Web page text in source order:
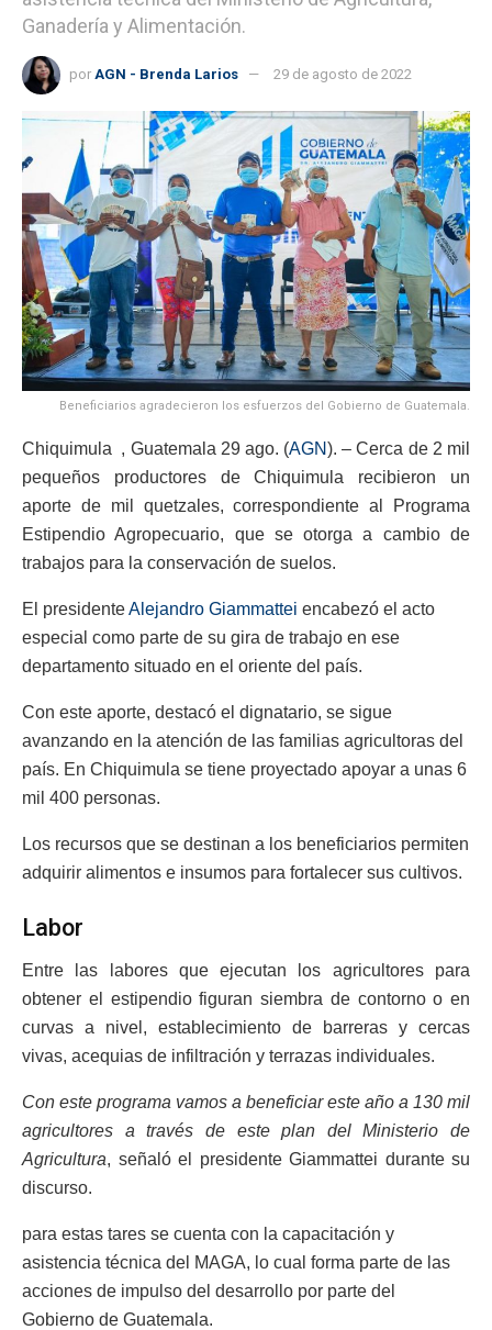
Ganadería y Alimentación.
por AGN - Brenda Larios 29 de agosto de 2022
Beneficiarios agradecieron los esfuerzos del Gobierno de Guatemala.
Chiquimula , Guatemala 29 ago. (AGN ). – Cerca de 2 mil
pequeños productores de Chiquimula recibieron un
aporte de mil quetzales, correspondiente al Programa
Estipendio Agropecuario, que se otorga a cambio de
trabajos para la conservación de suelos.
El presidenteAlejandro Giammattei encabezó el acto
especial como parte de su gira de trabajo en ese
departamento situado en el oriente del país.
Con este aporte, destacó el dignatario, se sigue
avanzando en la atención de las familias agricultoras del
país. En Chiquimula se tiene proyectado apoyar a unas 6
mil 400 personas.
Los recursos que se destinan a los beneficiarios permiten
adquirir alimentos e insumos para fortalecer sus cultivos.
Labor
Entre las labores que ejecutan los agricultores para
obtener el estipendio figuran siembra de contorno o en
curvas a nivel, establecimiento de barreras y cercas
vivas, acequias de infiltración y terrazas individuales.
Con este programa vamos a beneficiar este año a 130 mil
agricultores a través de este plan del Ministerio de
Agricultura, señaló el presidente Giammattei durante su
discurso.
para estas tares se cuenta con la capacitación y
asistencia técnica del MAGA, lo cual forma parte de las
acciones de impulso del desarrollo por parte del
Gobierno de Guatemala.